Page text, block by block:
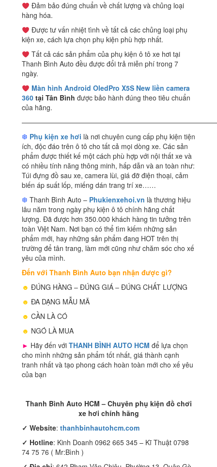
Đảm bảo đúng chuẩn về chất lượng và chủng loại
hàng hóa.
Được tư vấn nhiệt tình về tất cả các chủng loại phụ
kiện xe, cách lựa chọn phụ kiện phù hợp nhất.
Tất cả các sản phẩm của phụ kiện ô tô xe hơi tại
Thanh Bình Auto đều được đổi trả miễn phí trong 7
ngày.
Màn hình Android OledPro X5S New liền camera
360 tại Tân Bình được bảo hành đúng theo tiêu chuẩn
của hãng.
❆ Phụ kiện xe hơi là nơi chuyên cung cấp phụ kiện tiện
ích, độc đáo trên ô tô cho tất cả mọi dòng xe. Các sản
phẩm được thiết kế một cách phù hợp với nội thất xe và
có nhiều tính năng thông minh, hấp dẫn và an toàn như:
Túi đựng đồ sau xe, camera lùi, giá đỡ điện thoại, cảm
biến áp suất lốp, miếng dán trang trí xe……
❆ Thanh Bình Auto – Phukienxehoi.vn là thương hiệu
lâu năm trong ngày phụ kiện ô tô chính hãng chất
lượng. Đã được hơn 350.000 khách hàng tin tưởng trên
toàn Việt Nam. Nơi bạn có thể tìm kiếm những sản
phẩm mới, hay những sản phẩm đang HOT trên thị
trường để tân trang, làm mới cũng như chăm sóc cho xế
yêu của mình.
Đến với Thanh Bình Auto bạn nhận được gì?
☻ ĐÚNG HÀNG – ĐÚNG GIÁ – ĐÚNG CHẤT LƯỢNG
☻ ĐA DẠNG MẪU MÃ
☻ CẦN LÀ CÓ
☻ NGÓ LÀ MUA
► Hãy đến với THANH BÌNH AUTO HCM để lựa chọn
cho mình những sản phẩm tốt nhất, giá thành cạnh
tranh nhất và tạo phong cách hoàn toàn mới cho xế yêu
của bạn
Thanh Bình Auto HCM – Chuyên phụ kiện đồ chơi
xe hơi chính hãng
✓ Website: thanhbinhautohcm.com
✓ Hotline: Kinh Doanh 0962 665 345 – Kĩ Thuật 0798
74 75 76 ( Mr:Bình )